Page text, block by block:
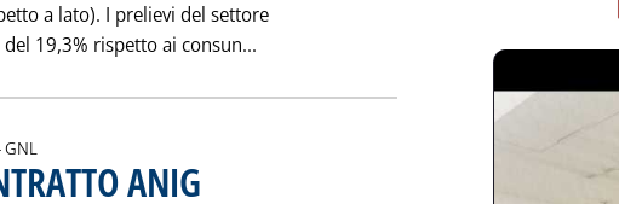
a lato). I prelievi del settore
19,3% rispetto ai consun... Leggi tutta la notizia: 'GAS: A GENNAIO
GNL
ANIG